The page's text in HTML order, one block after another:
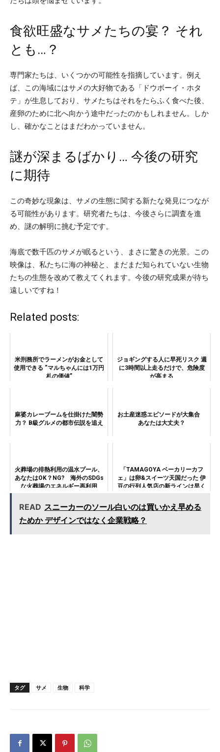
食欲旺盛なサメたちの宴？ それ
とも…？
専門家たちは、いくつかの可能性を指摘しています。例え
ば、この海域にはサメの大好物である「ドウボーイ・ホタ
テ」が生息しており、サメたちはそれをたらふく食べた後、
産卵のために北へ向かう途中だったのかもしれません。しか
し、確かなことはまだわかっていません。
謎が深まるばかり… 今後の研究
に期待
この奇妙な現象は、サメの生態に関する新たな発見につなが
る可能性があります。研究者たちは、今後さらに調査を進
め、謎の解明に挑む予定です。
海底で数千匹のサメが眠るという、まさに驚きの光景。この
映像は、私たちに海の神秘と、まだまだ知られていない生物
たちの生態を改めて教えてくれます。今後の研究成果が待ち
遠しいですね！
Related posts:
米刑務所でラーメンがお金として
使用できる “マルちゃんには1万円
札の価値”
ジョギングする人に早死リスク 週
に3時間以上走るだけで、危険度
が高まる
麻婆カレーブームを仕掛けた闇勢
力？ B級グルメの都市伝説を追え
お土産迷惑エピソードが大集合
あなたは大丈夫？
火葬場の排熱利用の温水プール、
あなたはOK？NG? 海外のSDGs
な火葬場のエネルギー再利用
「TAMAGOYA ベーカリーカフ
ェ」は卵&スイーツ天国だった 伊
豆の行列人気店の新ラインは早く
READ スニーカーのソール白いのは買いかえ早める
ためか デザインではなく企業戦略？
タグ サメ 生物 科学